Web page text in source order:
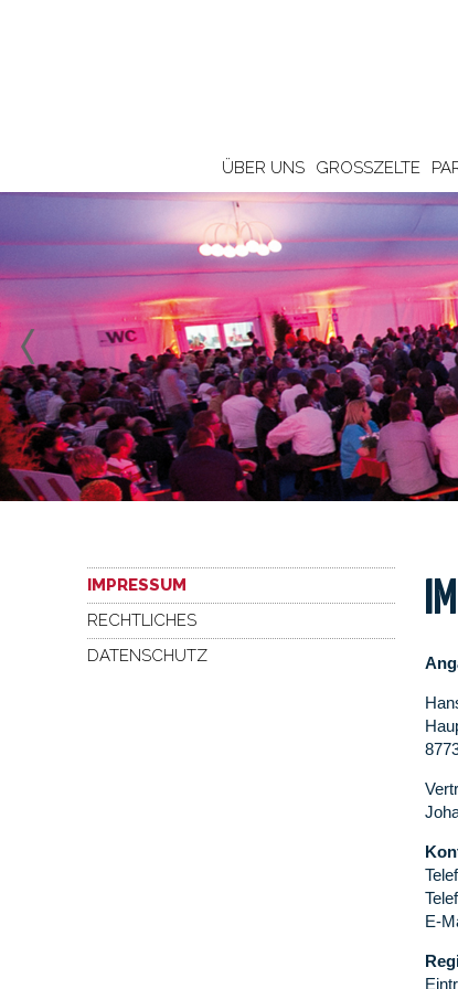
ÜBER UNS GROSSZELTE
IMPRESSUM
RECHTLICHES
DATENSCHUTZ
E-